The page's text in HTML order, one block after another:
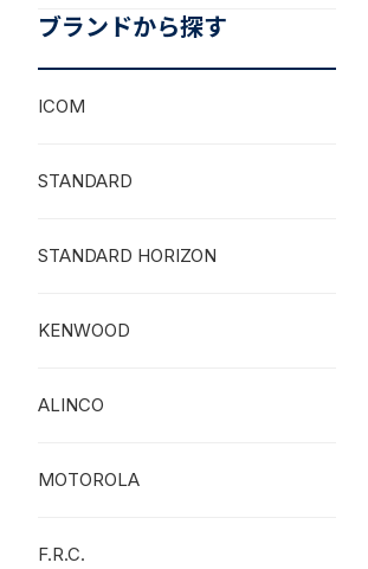
ブランドから探す
ICOM
STANDARD
STANDARD HORIZON
KENWOOD
ALINCO
MOTOROLA
F.R.C.